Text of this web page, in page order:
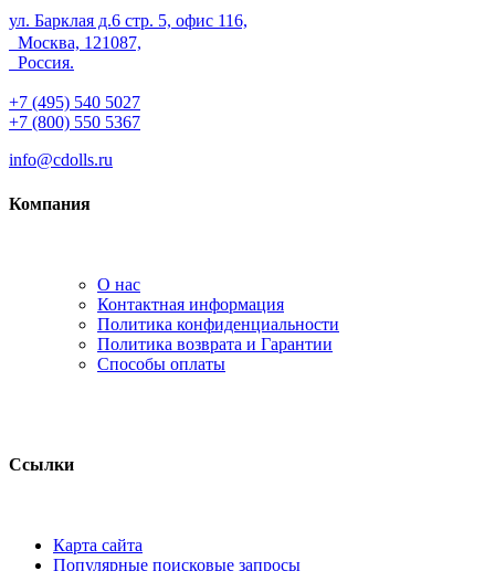
ул. Барклая д.6 стр. 5, офис 116,
Москва, 121087,
Россия.
+7 (495) 540 5027
+7 (800) 550 5367
info@cdolls.ru
Компания
О нас
Контактная информация
Политика конфиденциальности
Политика возврата и Гарантии
Способы оплаты
Ссылки
Карта сайта
Популярные поисковые запросы